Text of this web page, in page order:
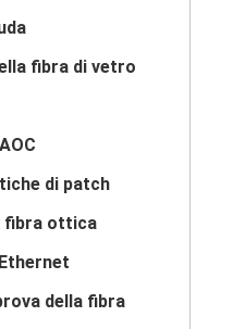
fibra di vetro
di patch
fibra ottica
della fibra